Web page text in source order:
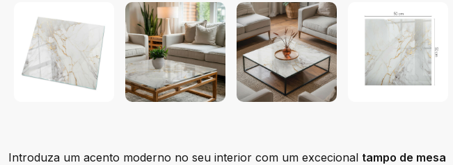
Introduza um acento moderno no seu interior com um excecional tampo de mesa